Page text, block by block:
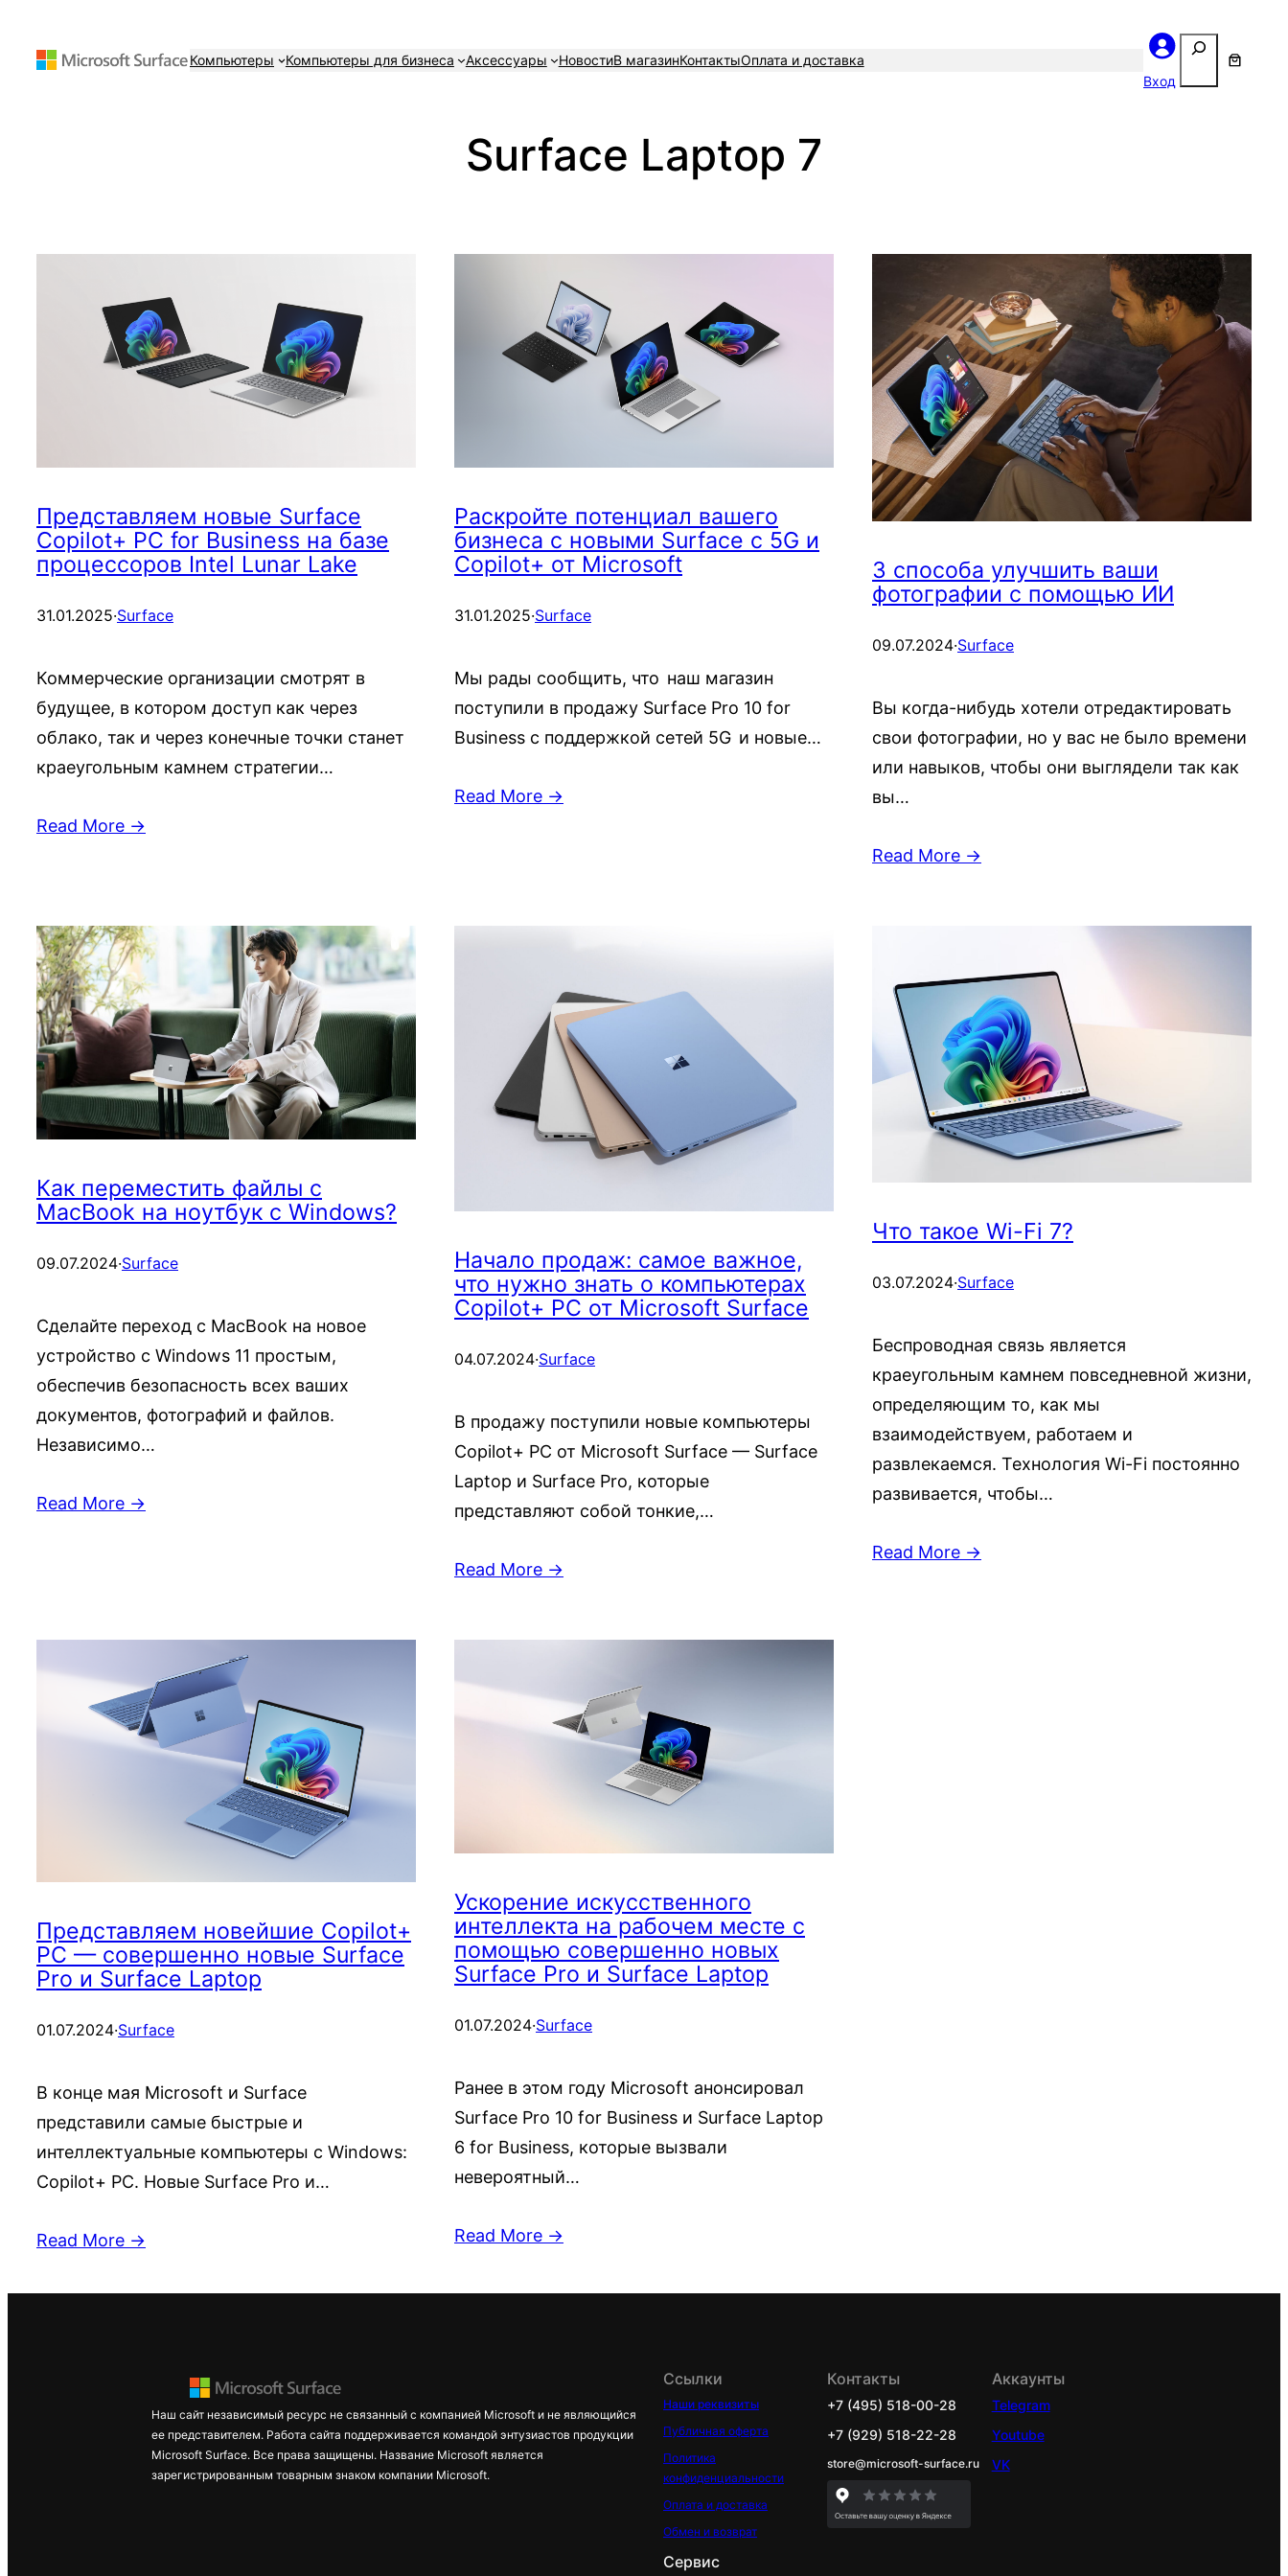
Компьютеры Компьютеры для бизнеса Аксессуары НовостиВ магазинКонтактыОплата и доставка
Вход
Поиск
Surface Laptop 7
Представляем новые Surface
Copilot+ PC for Business на базе
процессоров Intel Lunar Lake
31.01.2025·Surface
Коммерческие организации смотрят в
будущее, в котором доступ как через
облако, так и через конечные точки станет
краеугольным камнем стратегии…
Read More →
Раскройте потенциал вашего
бизнеса с новыми Surface с 5G и
Copilot+ от Microsoft
31.01.2025·Surface
Мы рады сообщить, что наш магазин
поступили в продажу Surface Pro 10 for
Business с поддержкой сетей 5G и новые…
Read More →
3 способа улучшить ваши
фотографии с помощью ИИ
09.07.2024·Surface
Вы когда-нибудь хотели отредактировать
свои фотографии, но у вас не было времени
или навыков, чтобы они выглядели так как
вы…
Read More →
Как переместить файлы с
MacBook на ноутбук с Windows?
09.07.2024·Surface
Сделайте переход с MacBook на новое
устройство с Windows 11 простым,
обеспечив безопасность всех ваших
документов, фотографий и файлов.
Независимо…
Read More →
Начало продаж: самое важное,
что нужно знать о компьютерах
Copilot+ PC от Microsoft Surface
04.07.2024·Surface
В продажу поступили новые компьютеры
Copilot+ PC от Microsoft Surface — Surface
Laptop и Surface Pro, которые
представляют собой тонкие,…
Read More →
Что такое Wi-Fi 7?
03.07.2024·Surface
Беспроводная связь является
краеугольным камнем повседневной жизни,
определяющим то, как мы
взаимодействуем, работаем и
развлекаемся. Технология Wi-Fi постоянно
развивается, чтобы…
Read More →
Представляем новейшие Copilot+
PC — совершенно новые Surface
Pro и Surface Laptop
01.07.2024·Surface
В конце мая Microsoft и Surface
представили самые быстрые и
интеллектуальные компьютеры с Windows:
Copilot+ PC. Новые Surface Pro и…
Read More →
Ускорение искусственного
интеллекта на рабочем месте с
помощью совершенно новых
Surface Pro и Surface Laptop
01.07.2024·Surface
Ранее в этом году Microsoft анонсировал
Surface Pro 10 for Business и Surface Laptop
6 for Business, которые вызвали
невероятный…
Read More →
Наш сайт независимый ресурс не связанный с компанией Microsoft и не являющийся
ее представителем. Работа сайта поддерживается командой энтузиастов продукции
Microsoft Surface. Все права защищены. Название Microsoft является
зарегистрированным товарным знаком компании Microsoft.
Ссылки
Наши реквизиты
Публичная оферта
Политика
конфиденциальности
Оплата и доставка
Обмен и возврат
Сервис
Контакты
+7 (495) 518-00-28
+7 (929) 518-22-28
store@microsoft-surface.ru
Аккаунты
Telegram
Youtube
VK